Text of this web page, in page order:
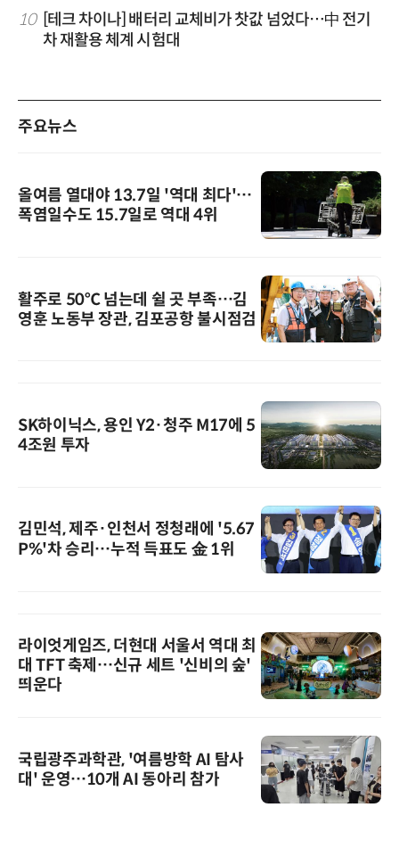
10
[테크 차이나] 배터리 교체비가 찻값 넘었다…中 전기
차 재활용 체계 시험대
주요뉴스
올여름 열대야 13.7일 '역대 최다'…
폭염일수도 15.7일로 역대 4위
활주로 50℃ 넘는데 쉴 곳 부족…김
영훈 노동부 장관, 김포공항 불시점검
SK하이닉스, 용인 Y2·청주 M17에 5
4조원 투자
김민석, 제주·인천서 정청래에 '5.67
P%'차 승리…누적 득표도 金 1위
라이엇게임즈, 더현대 서울서 역대 최
대 TFT 축제…신규 세트 '신비의 숲'
띄운다
국립광주과학관, '여름방학 AI 탐사
대' 운영…10개 AI 동아리 참가